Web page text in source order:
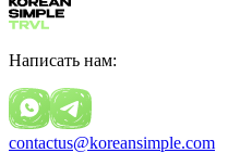
Написать нам:
contactus@koreansimple.com